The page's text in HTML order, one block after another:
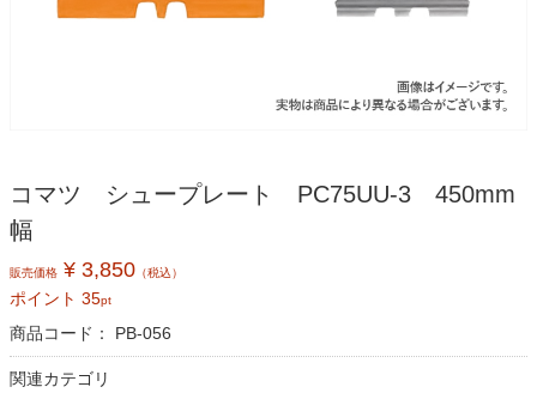
コマツ シュープレート PC75UU-3 450mm
幅
販売価格 ¥ 3,850 （税込）
ポイント 35pt
商品コード： PB-056
関連カテゴリ